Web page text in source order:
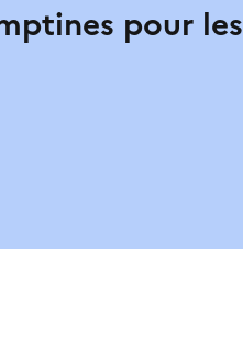
pour les